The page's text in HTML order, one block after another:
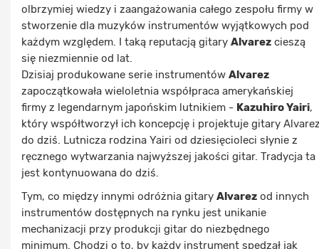
olbrzymiej wiedzy i zaangażowania całego zespołu firmy w
stworzenie dla muzyków instrumentów wyjątkowych pod
każdym względem. I taką reputacją gitary Alvarez cieszą
się niezmiennie od lat.
Dzisiaj produkowane serie instrumentów Alvarez
zapoczątkowała wieloletnia współpraca amerykańskiej
firmy z legendarnym japońskim lutnikiem - Kazuhiro Yairi,
który współtworzył ich koncepcję i projektuje gitary
do dziś. Lutnicza rodzina Yairi od dziesięcioleci słynie z
ręcznego wytwarzania najwyższej jakości gitar. Tradycja ta
jest kontynuowana do dziś.
Tym, co między innymi odróżnia gitary Alvarez od innych
instrumentów dostępnych na rynku jest unikanie
mechanizacji przy produkcji gitar do niezbędnego
minimum. Chodzi o to, by każdy instrument spędzał jak